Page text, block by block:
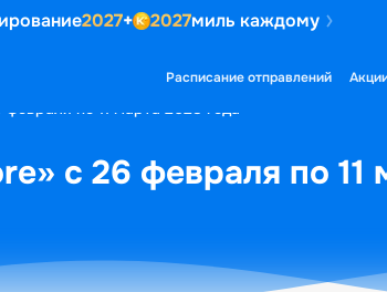
2027+ 2027миль каждому
Расписание отправлений
по 11 марта 2028 года
с 26 февраля по 11